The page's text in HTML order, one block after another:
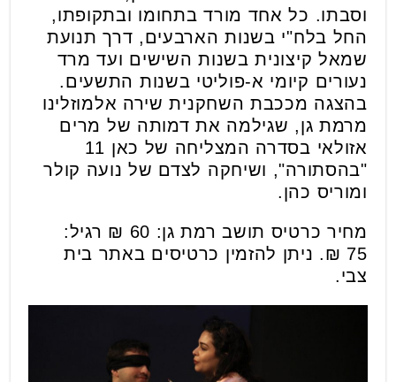
וסבתו. כל אחד מורד בתחומו ובתקופתו,
החל בלח"י בשנות הארבעים, דרך תנועת
שמאל קיצונית בשנות השישים ועד מרד
נעורים קיומי א-פוליטי בשנות התשעים.
בהצגה מככבת השחקנית שירה אלמוזלינו
מרמת גן, שגילמה את דמותה של מרים
אזולאי בסדרה המצליחה של כאן 11
"בהסתורה", ושיחקה לצדם של נועה קולר
ומוריס כהן.
מחיר כרטיס תושב רמת גן: 60 ₪ רגיל:
75 ₪. ניתן להזמין כרטיסים באתר בית
צבי.